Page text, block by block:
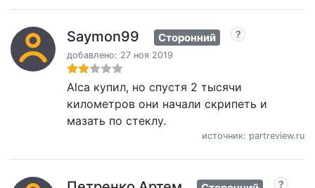
Saymon99 Сторонний
добавлено: 27 ноя 2019
Alca купил, но спустя 2 тысячи
километров они начали скрипеть и
мазать по стеклу.
источник: partreview.ru